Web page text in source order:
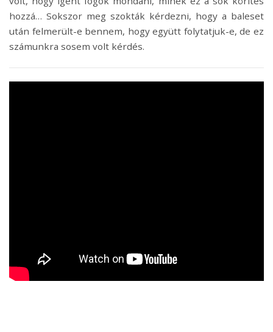
hozzá… Sokszor meg szokták kérdezni, hogy a baleset
után felmerült-e bennem, hogy együtt folytatjuk-e, de ez
számunkra sosem volt kérdés.